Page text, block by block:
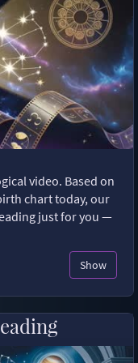
video. Based on
chart today, our
just for you —
Show